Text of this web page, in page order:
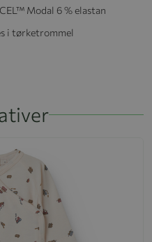
Modal 6 % elastan
i tørketrommel